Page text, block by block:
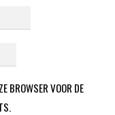
BROWSER VOOR DE